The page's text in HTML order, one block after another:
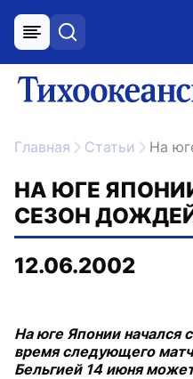
меню поиск
Главная Статьи На
НА ЮГЕ
СЕЗОН
12.06.2002
На юге Японии начался
время следующего
Бельгией 14 июня